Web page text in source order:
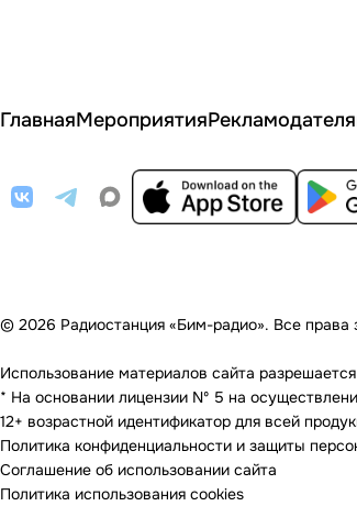
ГлавнаяМероприятия
© 2026 Радиостанция «Бим-радио». Все
Использование материалов сайта
* На основании лицензии Nº 5 на
12+ возрастной идентификатор для всей
Политика конфиденциальности и защиты
Соглашение об использовании сайта
Политика использования cookies